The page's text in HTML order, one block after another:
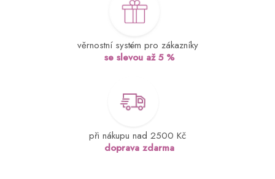
věrnostní systém pro zákazníky
se slevou až 5 %
při nákupu nad 2500 Kč
doprava zdarma